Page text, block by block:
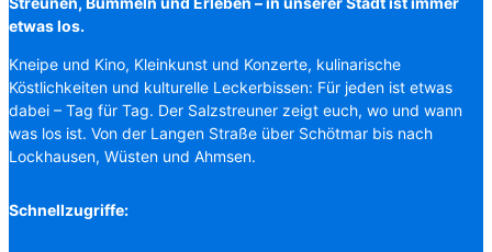
etwas los.
Kneipe und Kino, Kleinkunst und Konzerte, kulinarische
Köstlichkeiten und kulturelle Leckerbissen: Für jeden ist etwas
dabei – Tag für Tag. Der Salzstreuner zeigt euch, wo und wann
was los ist. Von der Langen Straße über Schötmar bis nach
Lockhausen, Wüsten und Ahmsen.
Schnellzugriffe: